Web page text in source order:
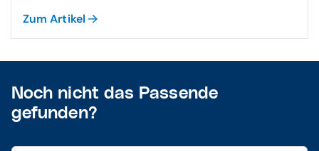
Zum Artikel
Noch nicht das Passende
gefunden?